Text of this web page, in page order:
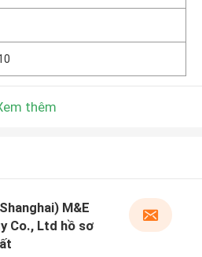
thêm
M&E
Co., Ltd hồ sơ